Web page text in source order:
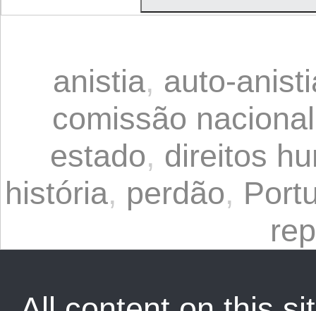
anistia, auto-
comissão
estado, direitos
história, perdão,